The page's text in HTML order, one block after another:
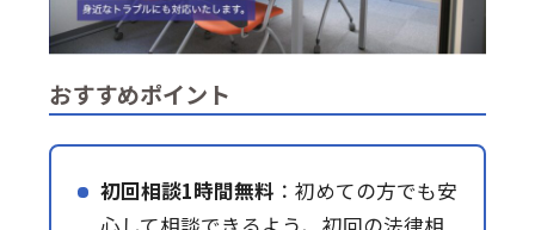
おすすめポイント
初回相談1時間無料 ：初めての方でも安